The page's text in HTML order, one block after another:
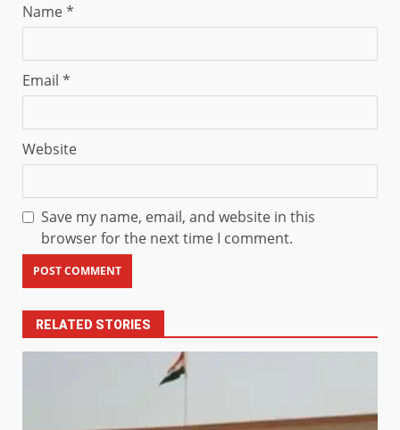
Name*
Email *
Website
Save my name, email, and website in this
browser for the next time I comment.
RELATED STORIES